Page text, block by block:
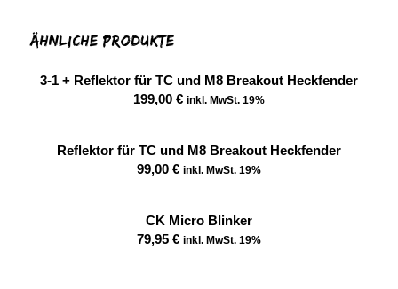
Ähnliche Produkte
3-1 + Reflektor für TC und M8 Breakout Heckfender
199,00 € inkl. MwSt. 19%
Reflektor für TC und M8 Breakout Heckfender
99,00 € inkl. MwSt. 19%
CK Micro Blinker
79,95 € inkl. MwSt. 19%